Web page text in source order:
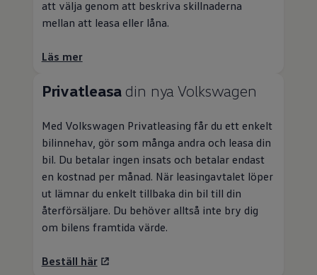
att välja genom att beskriva skillnaderna
mellan att leasa eller låna.
Läs mer
Privatleasa din nya Volkswagen
Med Volkswagen Privatleasing får du ett enkelt
bilinnehav, gör som många andra och leasa din
bil. Du betalar ingen insats och betalar endast
en kostnad per månad. När leasingavtalet löper
ut lämnar du enkelt tillbaka din bil till din
återförsäljare. Du behöver alltså inte bry dig
om bilens framtida värde.
Beställ här